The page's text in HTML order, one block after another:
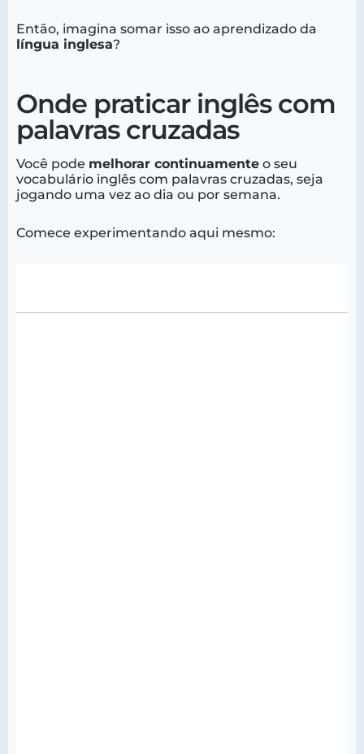
Então, imagina somar isso ao aprendizado da
língua inglesa?
Onde praticar inglês com
palavras cruzadas
Você pode melhorar continuamente o seu
vocabulário inglês com palavras cruzadas, seja
jogando uma vez ao dia ou por semana.
Comece experimentando aqui mesmo: